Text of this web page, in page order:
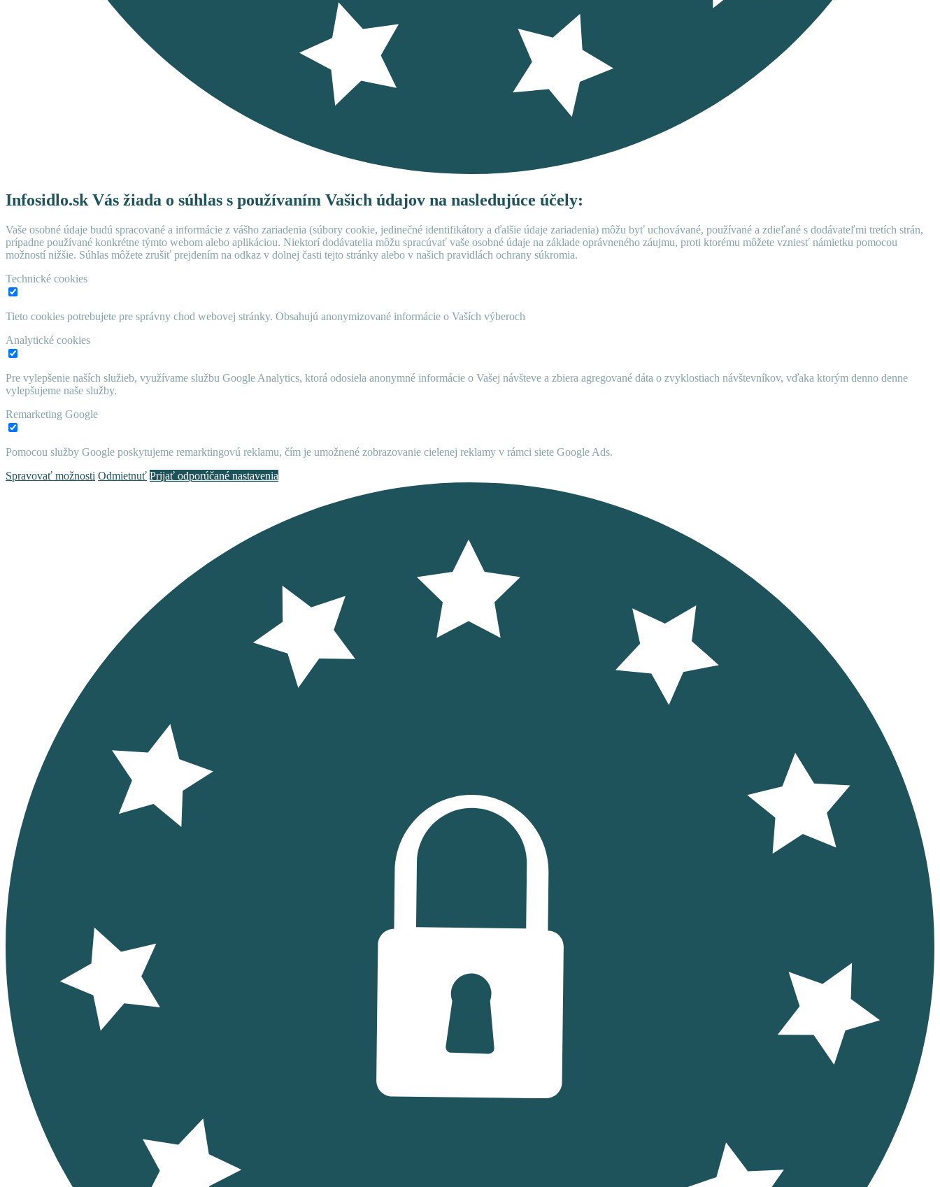
Infosidlo.sk Vás žiada o súhlas s používaním Vašich údajov na nasledujúce účely:
Vaše osobné údaje budú spracované a informácie z vášho zariadenia (súbory cookie, jedinečné identifikátory a ďalšie údaje zariadenia) môžu byť uchovávané, používané a zdieľané s dodávateľmi tretích strán,
prípadne používané konkrétne týmto webom alebo aplikáciou. Niektorí dodávatelia môžu spracúvať vaše osobné údaje na základe oprávneného záujmu, proti ktorému môžete vzniesť námietku pomocou
možností nižšie. Súhlas môžete zrušiť prejdením na odkaz v dolnej časti tejto stránky alebo v našich pravidlách ochrany súkromia.
Technické cookies
Tieto cookies potrebujete pre správny chod webovej stránky. Obsahujú anonymizované informácie o Vaších výberoch
Analytické cookies
Pre vylepšenie naších služieb, využívame službu Google Analytics, ktorá odosiela anonymné informácie o Vašej návšteve a zbiera agregované dáta o zvyklostiach návštevníkov, vďaka ktorým denno denne
vylepšujeme naše služby.
Remarketing Google
Pomocou služby Google poskytujeme remarktingovú reklamu, čím je umožnené zobrazovanie cielenej reklamy v rámci siete Google Ads.
Spravovať možnosti Odmietnuť Prijať odporúčané nastavenia